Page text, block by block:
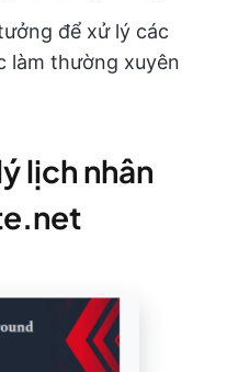
để xử lý các
làm thường xuyên
lịch nhân